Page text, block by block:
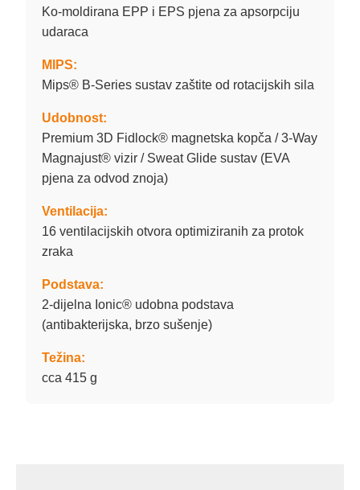
Ko-moldirana EPP i EPS pjena za apsorpciju
udaraca
MIPS:
Mips® B-Series sustav zaštite od rotacijskih sila
Udobnost:
Premium 3D Fidlock® magnetska kopča / 3-Way
Magnajust® vizir / Sweat Glide sustav (EVA
pjena za odvod znoja)
Ventilacija:
16 ventilacijskih otvora optimiziranih za protok
zraka
Podstava:
2-dijelna Ionic® udobna podstava
(antibakterijska, brzo sušenje)
Težina:
cca 415 g